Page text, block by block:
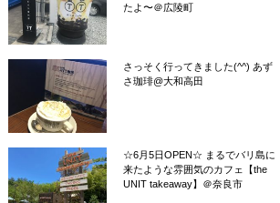
たよ〜＠広陵町
さっそく行ってきました(^^) あず
さ珈琲@大和高田
☆6月5日OPEN☆ まるでバリ島に
来たような雰囲気のカフェ【the
UNIT takeaway】＠奈良市